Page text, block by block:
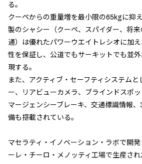
る。
クーペからの重量増を最小限の65kgに抑
製のシャシー（クーペ、スパイダー、将
通）は優れたパワーウエイトレシオに加
性を保証し、公道でもサーキットでも並
現する。
また、アクティブ・セーフティシステム
ー、リアビューカメラ、ブラインドスポ
マージェンシーブレーキ、交通標識情報
備も搭載されている。
マセラティ・イノベーション・ラボで開
ーレ・チーロ・メノッティ工場で生産さ